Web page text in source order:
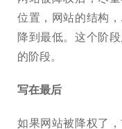
位置，网站的结构
降到最低。这个阶
的阶段。
写在最后
如果网站被降权了